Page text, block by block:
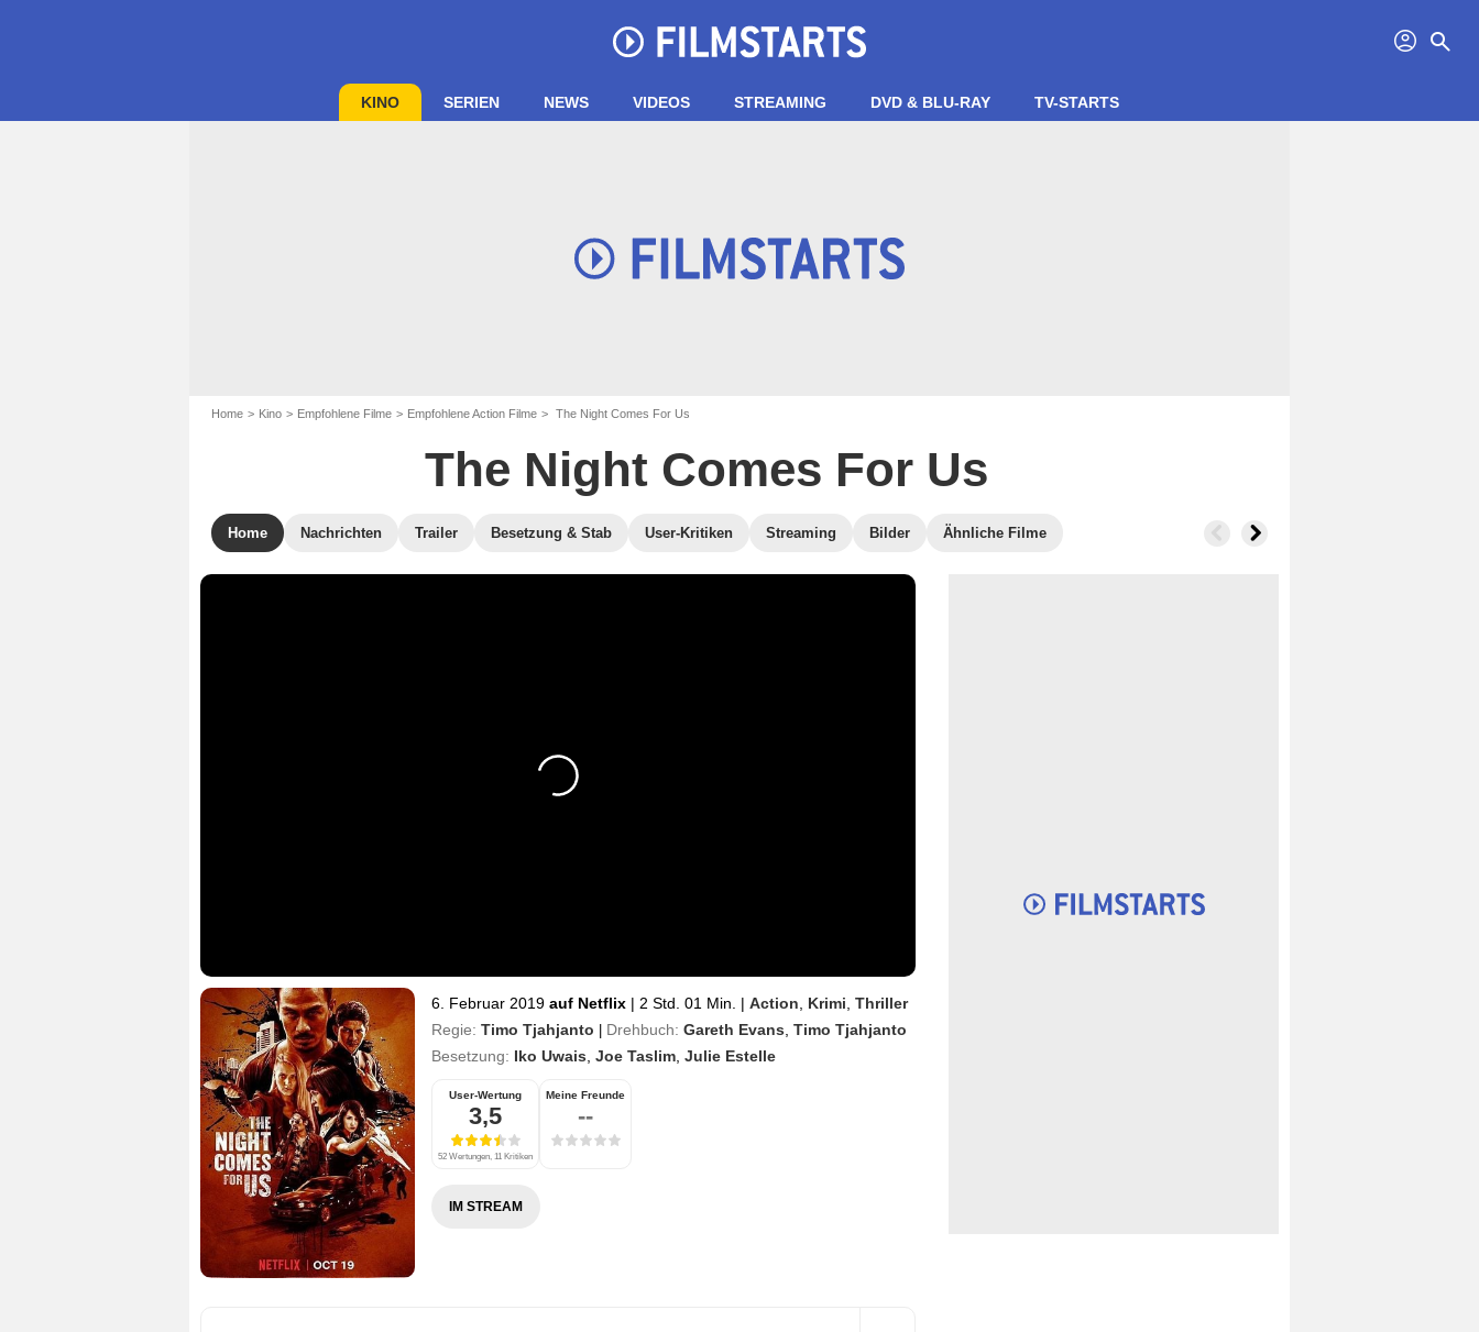
profil search
KINO SERIEN NEWS VIDEOS STREAMING DVD & BLU-RAY TV-STARTS
Home Kino Empfohlene Filme Empfohlene Action Filme The Night Comes For Us
The Night Comes For Us
Home Nachrichten Trailer Besetzung & Stab User-Kritiken Streaming Bilder Ähnliche Filme
6. Februar 2019 auf Netflix | 2 Std. 01 Min. | Action Krimi Thriller
Regie: Timo Tjahjanto | Drehbuch: Gareth Evans Timo Tjahjanto
Besetzung: Iko Uwais Joe Taslim Julie Estelle
User-Wertung
3,5
52 Wertungen, 11 Kritiken
Meine Freunde
--
IM STREAM